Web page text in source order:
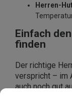
Herren-
Einfach
finden
Der richtige
verspricht – im
auch noch gut